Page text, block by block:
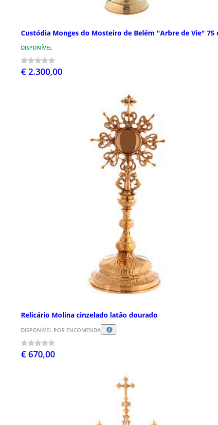
Custódia Monges do Mosteiro de Belém "Arbre de Vie" 75
DISPONÍVEL
€ 2.300,00
Relicário Molina cinzelado latão dourado
DISPONÍVEL POR ENCOMENDA
€ 670,00